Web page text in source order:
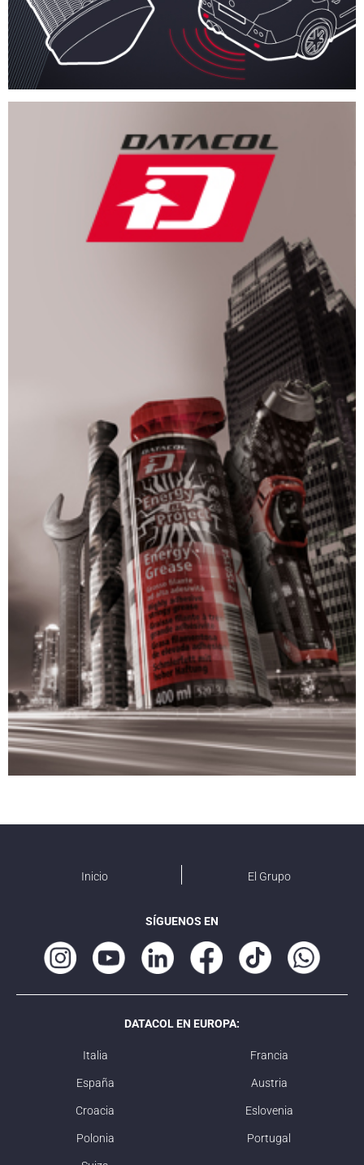
Inicio El Grupo
SÍGUENOS EN
DATACOL EN EUROPA:
Italia Francia
España Austria
Croacia Eslovenia
Polonia Portugal